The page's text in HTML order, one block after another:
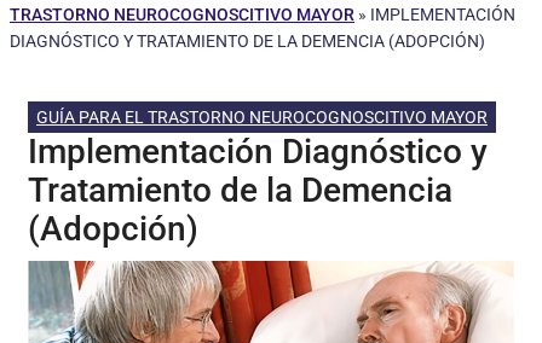
TRASTORNO NEUROCOGNOSCITIVO MAYOR » IMPLEMENTACIÓN
DIAGNÓSTICO Y TRATAMIENTO DE LA DEMENCIA (ADOPCIÓN)
GUÍA PARA EL TRASTORNO NEUROCOGNOSCITIVO MAYOR
Implementación Diagnóstico y
Tratamiento de la Demencia
(Adopción)